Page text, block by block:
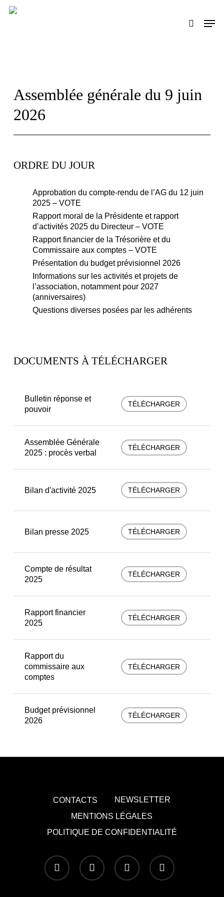
Skip
search
Assemblée générale du 9 juin
2026
ORDRE DU JOUR
Approbation du compte-rendu de l’AG du 12 juin
2025 – VOTE
Rapport moral de la Présidente et rapport
d’activités 2025 du Directeur – VOTE
Rapport financier de la Trésorière et du
Commissaire aux comptes – VOTE
Présentation du budget prévisionnel 2026
Informations sur les activités et projets de
l’association, notamment pour 2027
(anniversaires)
Questions diverses posées par les adhérents
DOCUMENTS À TÉLÉCHARGER
Bulletin réponse et
pouvoir
TÉLÉCHARGER
Assemblée Générale
2025 : procès verbal
TÉLÉCHARGER
Bilan d'activité 2025 TÉLÉCHARGER
Bilan presse 2025 TÉLÉCHARGER
Compte de résultat
2025
TÉLÉCHARGER
Rapport financier
2025
TÉLÉCHARGER
Rapport du
commissaire aux
comptes
TÉLÉCHARGER
Budget prévisionnel
2026
TÉLÉCHARGER
CONTACTS
NEWSLETTER
MENTIONS LÉGALES
POLITIQUE DE CONFIDENTIALITÉ
x-
twitter
facebook youtube instagram